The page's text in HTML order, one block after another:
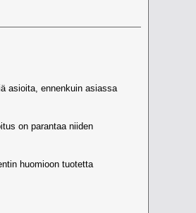
asioita, ennenkuin asiassa
on parantaa niiden
huomioon tuotetta